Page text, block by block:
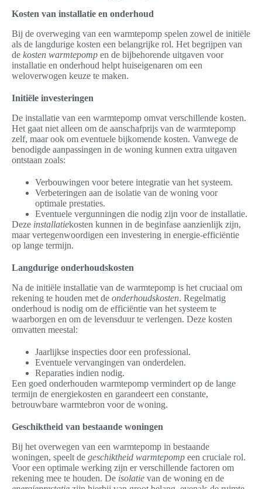
Kosten van installatie en onderhoud
Bij de overweging van een warmtepomp spelen zowel de initiële
als de langdurige kosten een belangrijke rol. Het begrijpen van
de kosten warmtepomp en de bijbehorende uitgaven voor
installatie en onderhoud helpt huiseigenaren om een
weloverwogen keuze te maken.
Initiële investeringen
De installatie van een warmtepomp omvat verschillende kosten.
Het gaat niet alleen om de aanschafprijs van de warmtepomp
zelf, maar ook om eventuele bijkomende kosten. Vanwege de
benodigde aanpassingen in de woning kunnen extra uitgaven
ontstaan zoals:
Verbouwingen voor betere integratie van het systeem.
Verbeteringen aan de isolatie van de woning voor
optimale prestaties.
Eventuele vergunningen die nodig zijn voor de installatie.
Deze installatiekosten kunnen in de beginfase aanzienlijk zijn,
maar vertegenwoordigen een investering in energie-efficiëntie
op lange termijn.
Langdurige onderhoudskosten
Na de initiële installatie van de warmtepomp is het cruciaal om
rekening te houden met de onderhoudskosten. Regelmatig
onderhoud is nodig om de efficiëntie van het systeem te
waarborgen en om de levensduur te verlengen. Deze kosten
omvatten meestal:
Jaarlijkse inspecties door een professional.
Eventuele vervangingen van onderdelen.
Reparaties indien nodig.
Een goed onderhouden warmtepomp vermindert op de lange
termijn de energiekosten en garandeert een constante,
betrouwbare warmtebron voor de woning.
Geschiktheid van bestaande woningen
Bij het overwegen van een warmtepomp in bestaande
woningen, speelt de geschiktheid warmtepomp een cruciale rol.
Voor een optimale werking zijn er verschillende factoren om
rekening mee te houden. De isolatie van de woning en de